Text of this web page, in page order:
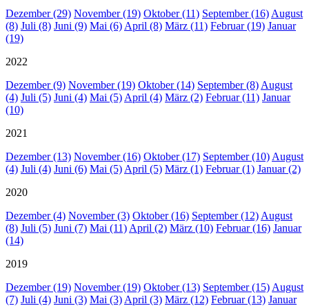
Dezember (29) November (19) Oktober (11) September (16) August
(8) Juli (8) Juni (9) Mai (6) April (8) März (11) Februar (19) Januar
(19)
2022
Dezember (9) November (19) Oktober (14) September (8) August
(4) Juli (5) Juni (4) Mai (5) April (4) März (2) Februar (11) Januar
(10)
2021
Dezember (13) November (16) Oktober (17) September (10) August
(4) Juli (4) Juni (6) Mai (5) April (5) März (1) Februar (1) Januar (2)
2020
Dezember (4) November (3) Oktober (16) September (12) August
(8) Juli (5) Juni (7) Mai (11) April (2) März (10) Februar (16) Januar
(14)
2019
Dezember (19) November (19) Oktober (13) September (15) August
(7) Juli (4) Juni (3) Mai (3) April (3) März (12) Februar (13) Januar